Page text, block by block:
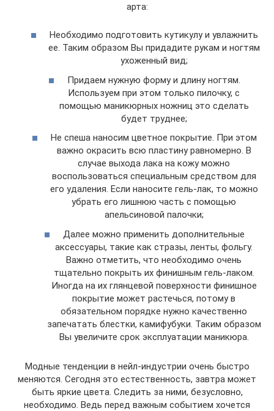
арта:
Необходимо подготовить кутикулу и увлажнить
ее. Таким образом Вы придадите рукам и ногтям
ухоженный вид;
Придаем нужную форму и длину ногтям.
Используем при этом только пилочку, с
помощью маникюрных ножниц это сделать
будет труднее;
Не спеша наносим цветное покрытие. При этом
важно окрасить всю пластину равномерно. В
случае выхода лака на кожу можно
воспользоваться специальным средством для
его удаления. Если наносите гель-лак, то можно
убрать его лишнюю часть с помощью
апельсиновой палочки;
Далее можно применить дополнительные
аксессуары, такие как стразы, ленты, фольгу.
Важно отметить, что необходимо очень
тщательно покрыть их финишным гель-лаком.
Иногда на их глянцевой поверхности финишное
покрытие может растечься, потому в
обязательном порядке нужно качественно
запечатать блестки, камифубуки. Таким образом
Вы увеличите срок эксплуатации маникюра.
Модные тенденции в нейл-индустрии очень быстро
меняются. Сегодня это естественность, завтра может
быть яркие цвета. Следить за ними, безусловно,
необходимо. Ведь перед важным событием хочется